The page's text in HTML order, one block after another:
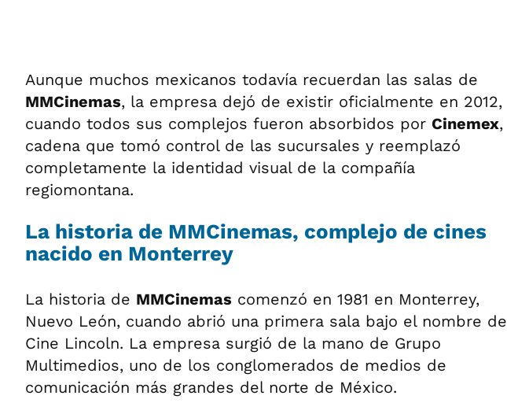
Aunque muchos mexicanos todavía recuerdan las salas de
MMCinemas, la empresa dejó de existir oficialmente en 2012,
cuando todos sus complejos fueron absorbidos por Cinemex,
cadena que tomó control de las sucursales y reemplazó
completamente la identidad visual de la compañía
regiomontana.
La historia de MMCinemas, complejo de cines
nacido en Monterrey
La historia de MMCinemas comenzó en 1981 en Monterrey,
Nuevo León, cuando abrió una primera sala bajo el nombre de
Cine Lincoln. La empresa surgió de la mano de Grupo
Multimedios, uno de los conglomerados de medios de
comunicación más grandes del norte de México.